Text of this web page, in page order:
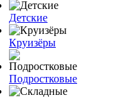
Детские
Круизёры
Подростковые